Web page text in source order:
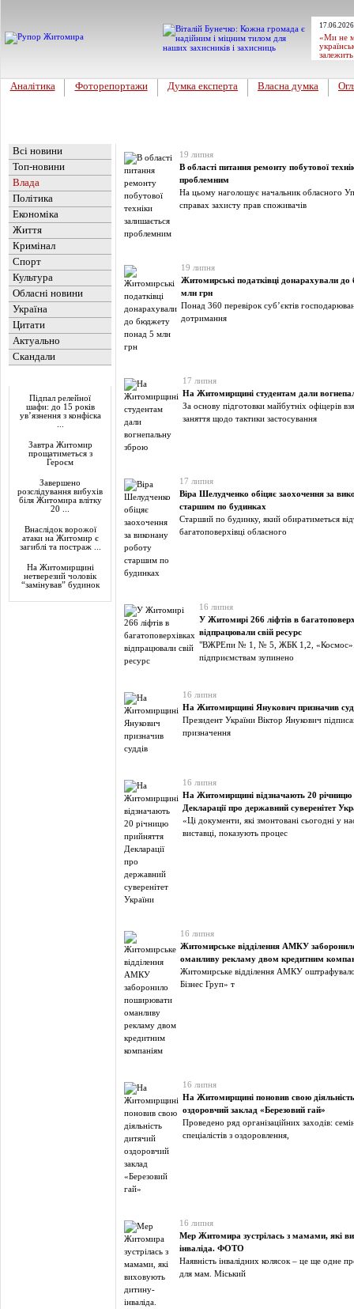
«Ми не
Аналітика Фоторепортажи Думка експерта Власна думка
Всі новини
Топ-новини
Влада
Політика
Економіка
Життя
Кримінал
Спорт
Культура
Обласні новини
Україна
Цитати
Актуально
Скандали
Підпал релейної
шафи: до 15 років
ув’язнення з конфіска
Завтра Житомир
прощатиметься з
Героєм
Завершено
розслідування вибухів
біля Житомира влітку
20 ...
Внаслідок ворожої
атаки на Житомир є
загиблі та постраж ...
На Житомирщині
нетверезий чоловік
“замінував” будинок
19 липня
В області питання ремонту побутової
проблемним
На цьому наголошує начальник обласного
справах захисту прав споживачів
19 липня
Житомирські податківці донарахували
млн грн
Понад 360 перевірок суб’єктів
дотримання
17 липня
На Житомирщині студентам дали
За основу підготовки майбутніх офіцерів
заняття щодо тактики застосування
17 липня
Віра Шелудченко обіцяє заохочення за
старшим по будинках
Старший по будинку, який обиратиметься
багатоповерхівці обласного
16 липня
У Житомирі 266 ліфтів в
відпрацювали свій ресурс
"ВЖРЕпи № 1, № 5, ЖБК 1,2, «Космос».
підприємствам зупинено
16 липня
На Житомирщині Янукович призначив
Президент України Віктор Янукович
призначення
16 липня
На Житомирщині відзначають 20 річницю
Декларації про державний суверенітет
«Ці документи, які змонтовані сьогодні у
виставці, показують процес
16 липня
Житомирське відділення АМКУ
оманливу рекламу двом кредитним
Житомирське відділення АМКУ
Бізнес Груп» т
16 липня
На Житомирщині поновив свою
оздоровчий заклад «Березовий гай»
Проведено ряд організаційних заходів:
спеціалістів з оздоровлення,
16 липня
Мер Житомира зустрілась з мамами, які
інваліда. ФОТО
Наявність інвалідних колясок – це ще одне
для мам. Міський